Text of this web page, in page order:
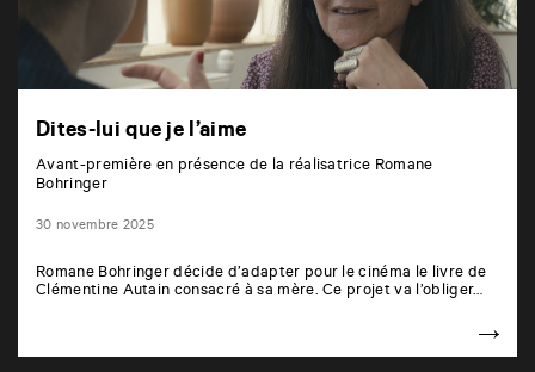
Dites-lui que je l’aime
Avant-première en présence de la réalisatrice Romane
Bohringer
30 novembre 2025
Romane Bohringer décide d’adapter pour le cinéma le livre de
Clémentine Autain consacré à sa mère. Ce projet va l’obliger…